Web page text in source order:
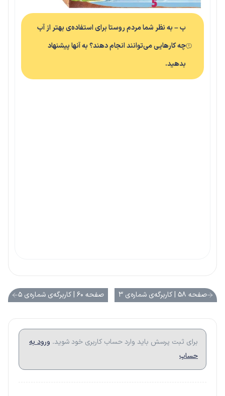
ب – به نظر شما مردم روستا برای استفاده‌ی بهتر از آب
چه کارهایی می‌توانند انجام دهند؟ به آنها پیشنهاد
بدهید.
صفحه ۵۸ | کاربرگه‌ی شماره‌ی ۳ صفحه ۶۰ | کاربرگه‌ی شماره‌ی ۵
برای ثبت پرسش باید وارد حساب کاربری خود شوید. ورود به
حساب